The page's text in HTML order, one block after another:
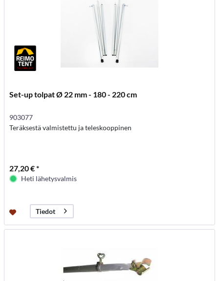
Set-up tolpat Ø 22 mm - 180 - 220 cm
903077
Teräksestä valmistettu ja teleskooppinen
27,20 € *
Heti lähetysvalmis
Tiedot